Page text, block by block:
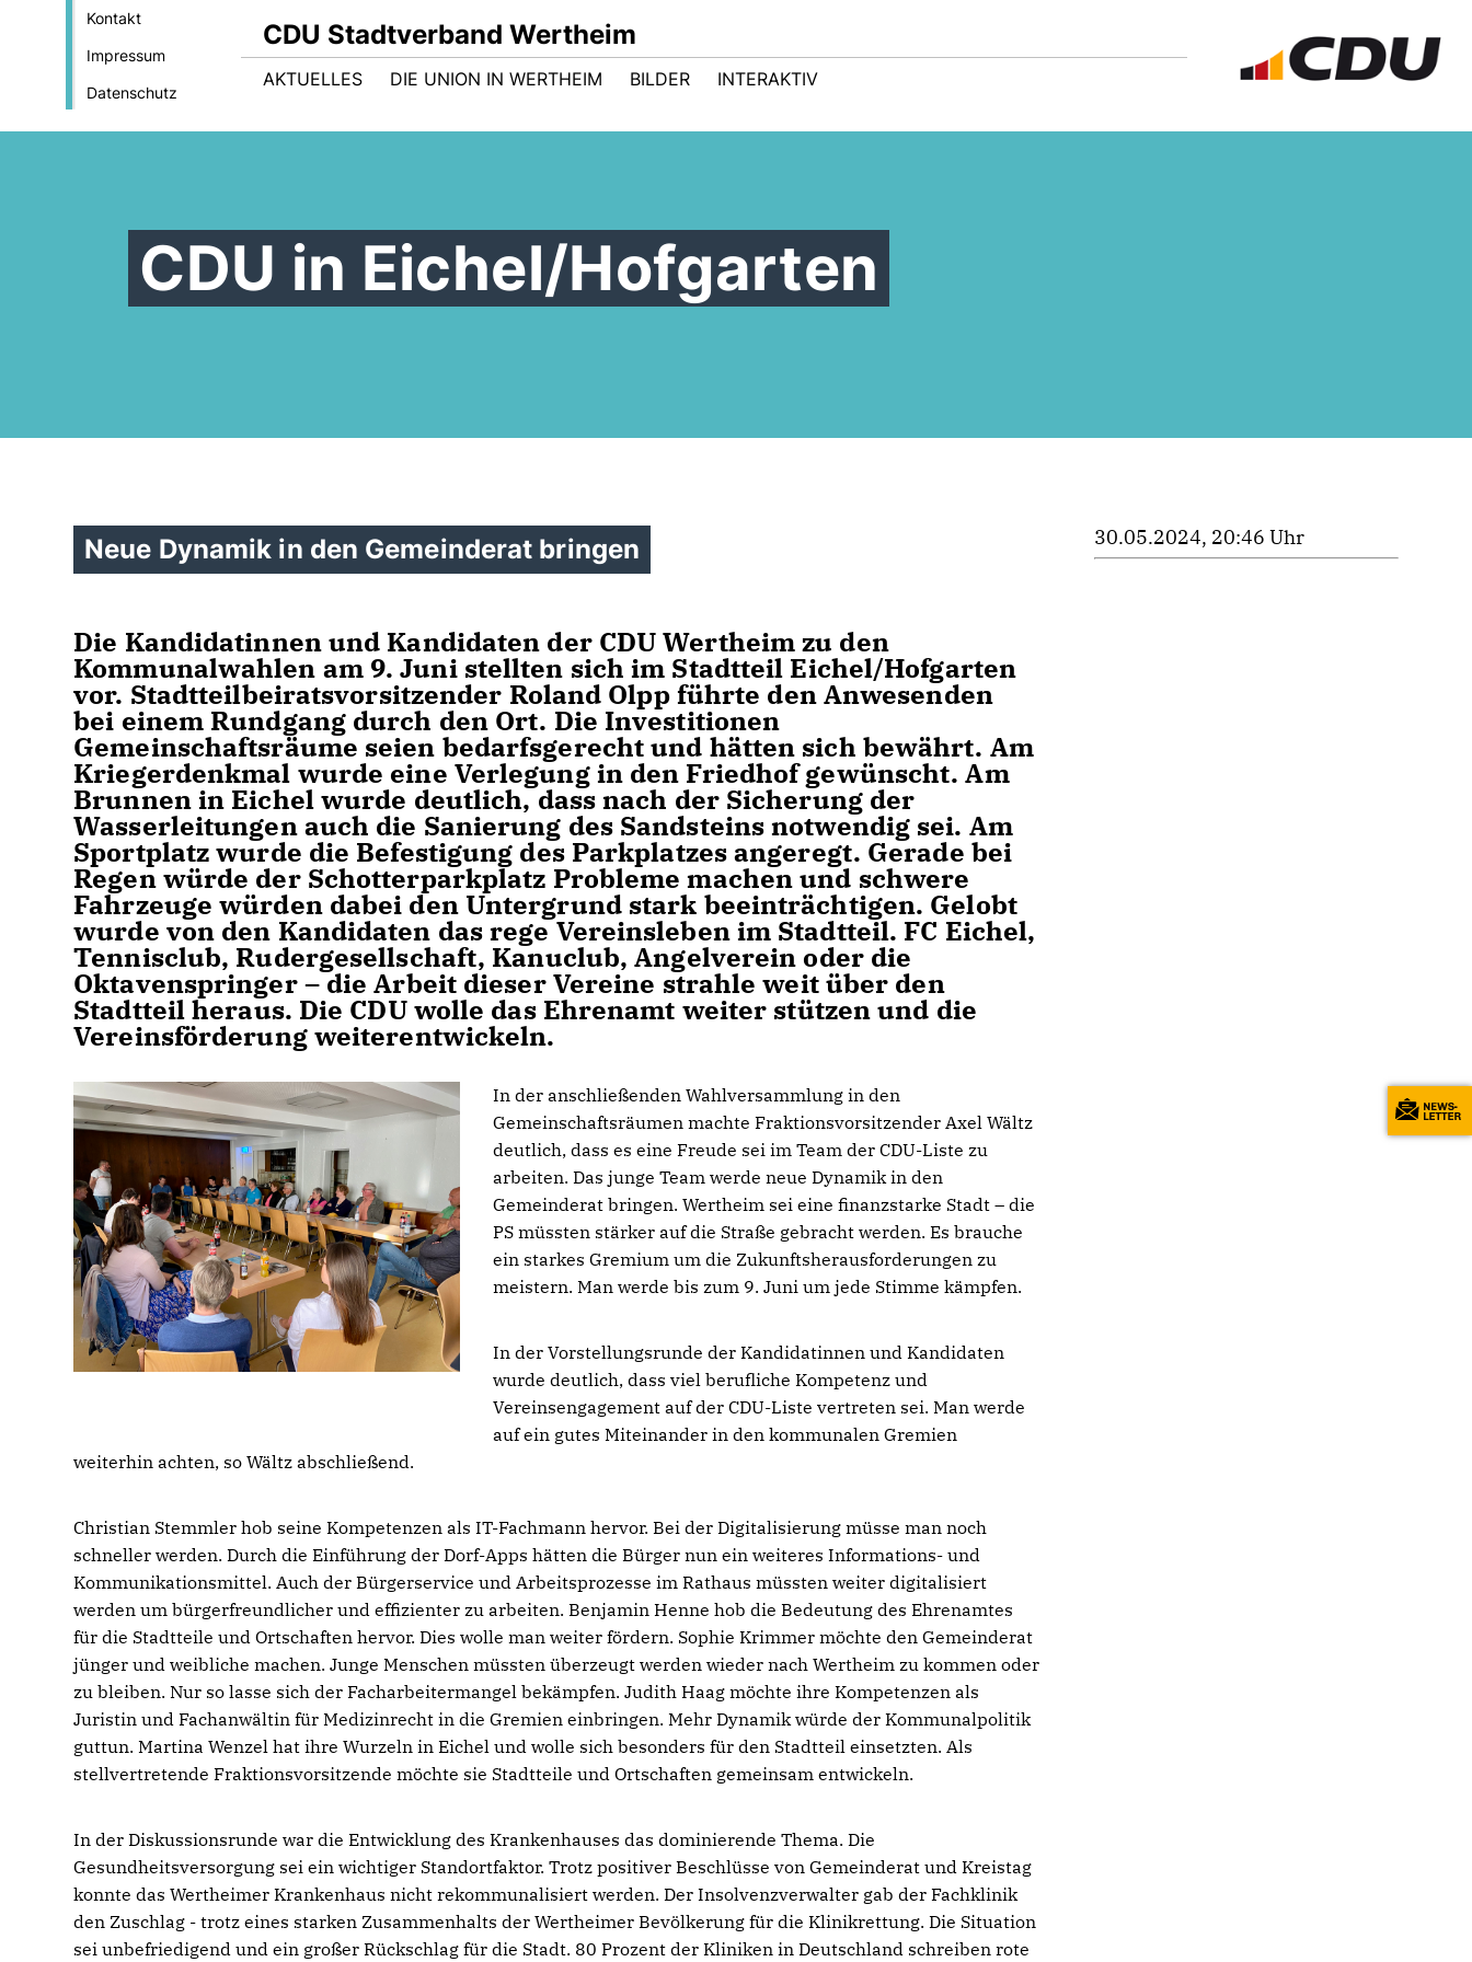
Kontakt
Impressum
Datenschutz
CDU Stadtverband Wertheim
AKTUELLES DIE UNION IN WERTHEIM BILDER INTERAKTIV
CDU in Eichel/Hofgarten
Neue Dynamik in den Gemeinderat bringen
Die Kandidatinnen und Kandidaten der CDU Wertheim zu den
Kommunalwahlen am 9. Juni stellten sich im Stadtteil Eichel/Hofgarten
vor. Stadtteilbeiratsvorsitzender Roland Olpp führte den Anwesenden
bei einem Rundgang durch den Ort. Die Investitionen
Gemeinschaftsräume seien bedarfsgerecht und hätten sich bewährt. Am
Kriegerdenkmal wurde eine Verlegung in den Friedhof gewünscht. Am
Brunnen in Eichel wurde deutlich, dass nach der Sicherung der
Wasserleitungen auch die Sanierung des Sandsteins notwendig sei. Am
Sportplatz wurde die Befestigung des Parkplatzes angeregt. Gerade bei
Regen würde der Schotterparkplatz Probleme machen und schwere
Fahrzeuge würden dabei den Untergrund stark beeinträchtigen. Gelobt
wurde von den Kandidaten das rege Vereinsleben im Stadtteil. FC Eichel,
Tennisclub, Rudergesellschaft, Kanuclub, Angelverein oder die
Oktavenspringer – die Arbeit dieser Vereine strahle weit über den
Stadtteil heraus. Die CDU wolle das Ehrenamt weiter stützen und die
Vereinsförderung weiterentwickeln.
In der anschließenden Wahlversammlung in den
Gemeinschaftsräumen machte Fraktionsvorsitzender Axel Wältz
deutlich, dass es eine Freude sei im Team der CDU-Liste zu
arbeiten. Das junge Team werde neue Dynamik in den
Gemeinderat bringen. Wertheim sei eine finanzstarke Stadt – die
PS müssten stärker auf die Straße gebracht werden. Es brauche
ein starkes Gremium um die Zukunftsherausforderungen zu
meistern. Man werde bis zum 9. Juni um jede Stimme kämpfen.
In der Vorstellungsrunde der Kandidatinnen und Kandidaten
wurde deutlich, dass viel berufliche Kompetenz und
Vereinsengagement auf der CDU-Liste vertreten sei. Man werde
auf ein gutes Miteinander in den kommunalen Gremien
weiterhin achten, so Wältz abschließend.
Christian Stemmler hob seine Kompetenzen als IT-Fachmann hervor. Bei der Digitalisierung müsse man noch
schneller werden. Durch die Einführung der Dorf-Apps hätten die Bürger nun ein weiteres Informations- und
Kommunikationsmittel. Auch der Bürgerservice und Arbeitsprozesse im Rathaus müssten weiter digitalisiert
werden um bürgerfreundlicher und effizienter zu arbeiten. Benjamin Henne hob die Bedeutung des Ehrenamtes
für die Stadtteile und Ortschaften hervor. Dies wolle man weiter fördern. Sophie Krimmer möchte den Gemeinderat
jünger und weibliche machen. Junge Menschen müssten überzeugt werden wieder nach Wertheim zu kommen oder
zu bleiben. Nur so lasse sich der Facharbeitermangel bekämpfen. Judith Haag möchte ihre Kompetenzen als
Juristin und Fachanwältin für Medizinrecht in die Gremien einbringen. Mehr Dynamik würde der Kommunalpolitik
guttun. Martina Wenzel hat ihre Wurzeln in Eichel und wolle sich besonders für den Stadtteil einsetzten. Als
stellvertretende Fraktionsvorsitzende möchte sie Stadtteile und Ortschaften gemeinsam entwickeln.
In der Diskussionsrunde war die Entwicklung des Krankenhauses das dominierende Thema. Die
Gesundheitsversorgung sei ein wichtiger Standortfaktor. Trotz positiver Beschlüsse von Gemeinderat und Kreistag
konnte das Wertheimer Krankenhaus nicht rekommunalisiert werden. Der Insolvenzverwalter gab der Fachklinik
den Zuschlag - trotz eines starken Zusammenhalts der Wertheimer Bevölkerung für die Klinikrettung. Die Situation
sei unbefriedigend und ein großer Rückschlag für die Stadt. 80 Prozent der Kliniken in Deutschland schreiben rote
30.05.2024, 20:46 Uhr